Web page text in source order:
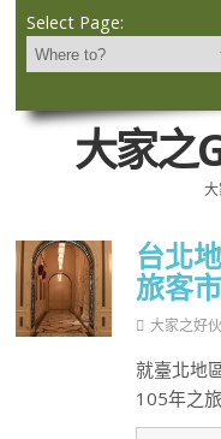
Select Page:
大家之
台北
旅客
大家之好
就臺北地
105年之